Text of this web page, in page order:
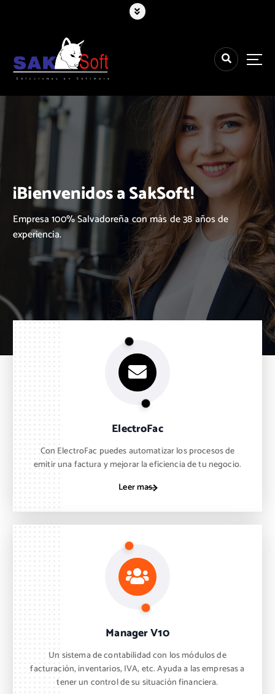
¡Bienvenidos a SakSoft!
Empresa 100% Salvadoreña con más de 38 años de
experiencia.
ElectroFac
Con ElectroFac puedes automatizar los procesos de
emitir una factura y mejorar la eficiencia de tu negocio.
Leer mas..
Manager V10
Un sistema de contabilidad con los módulos de
facturación, inventarios, IVA, etc. Ayuda a las empresas a
tener un control de su situación financiera.